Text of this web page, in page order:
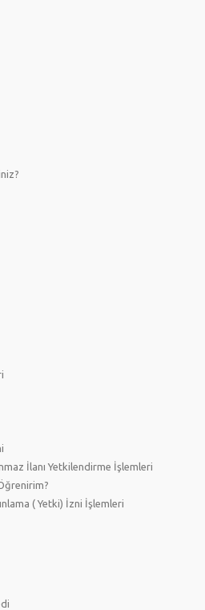
İlanı Yetkilendirme İşlemleri
( Yetki) İzni İşlemleri